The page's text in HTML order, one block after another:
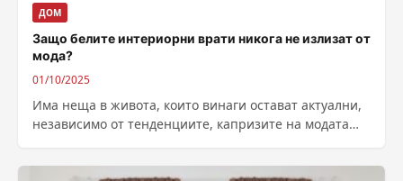
ДОМ
Защо белите интериорни врати никога не излизат от
мода?
01/10/2025
Има неща в живота, които винаги остават актуални,
независимо от тенденциите, капризите на модата